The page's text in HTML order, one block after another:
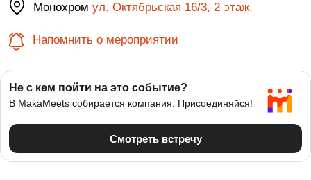
Монохромул. Октябрьская 16/3, 2 этаж,
Напомнить о мероприятии